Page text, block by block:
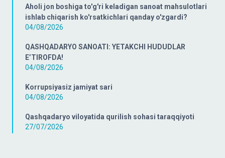
Aholi jon boshiga to'g'ri keladigan sanoat mahsulotlari
ishlab chiqarish ko'rsatkichlari qanday o'zgardi?
04/08/2026
QASHQADARYO SANOATI: YETAKCHI HUDUDLAR
E’TIROFDA!
04/08/2026
Korrupsiyasiz jamiyat sari
04/08/2026
Qashqadaryo viloyatida qurilish sohasi taraqqiyoti
27/07/2026